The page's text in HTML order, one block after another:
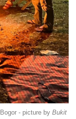
- picture by Bukit